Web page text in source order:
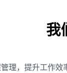
我
理，提升工作